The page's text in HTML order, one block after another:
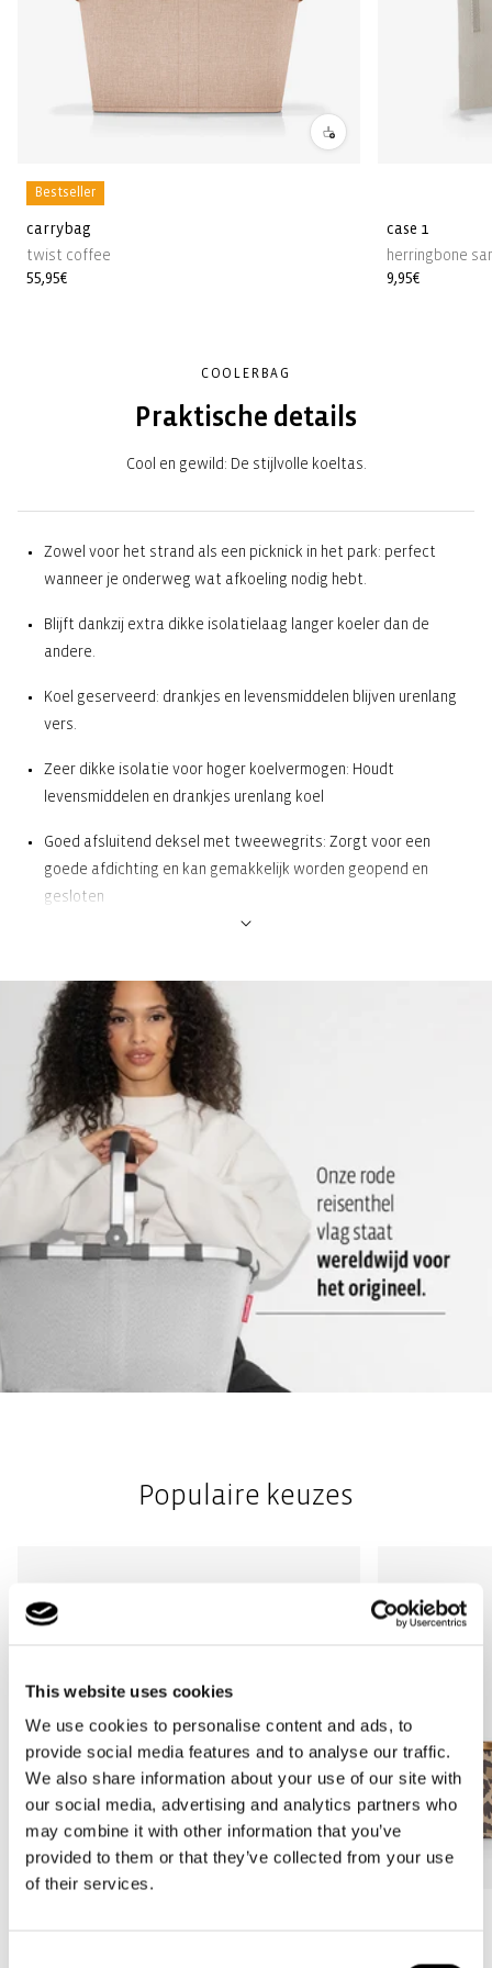
This website uses cookies
We use cookies to personalise content and ads, to
provide social media features and to analyse our traffic.
We also share information about your use of our site with
our social media, advertising and analytics partners who
may combine it with other information that you’ve
provided to them or that they’ve collected from your use
of their services.
Bestseller
carrybag
twist coffee
Normale
55,95€
case 1
herringbone
Normale
9,95€
COOLERBAG
Praktische details
Cool en gewild: De stijlvolle koeltas.
Zowel voor het strand als een picknick in het park: perfect
wanneer je onderweg wat afkoeling nodig hebt.
Blijft dankzij extra dikke isolatielaag langer koeler dan de
andere.
Koel geserveerd: drankjes en levensmiddelen blijven urenlang
vers.
Zeer dikke isolatie voor hoger koelvermogen: Houdt
levensmiddelen en drankjes urenlang koel
Goed afsluitend deksel met tweewegrits: Zorgt voor een
goede afdichting en kan gemakkelijk worden geopend en
gesloten
gewoon met een vochtige doek worden schoongemaakt
2 draaghendels: Voor een comfortabel vervoer in de hand
Sterke, stevige bodem: Rechtop staan is daardoor
gewaarborgd
Populaire keuzes